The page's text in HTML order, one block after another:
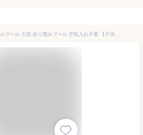
プール 2.1m ビニールプール 大型 折り畳みプール 空気入れ不要 【子供たちを笑顔にするHappy family pool】遊具 子供用 家庭用 折り畳み式プール くすみ ピンク 当日発送